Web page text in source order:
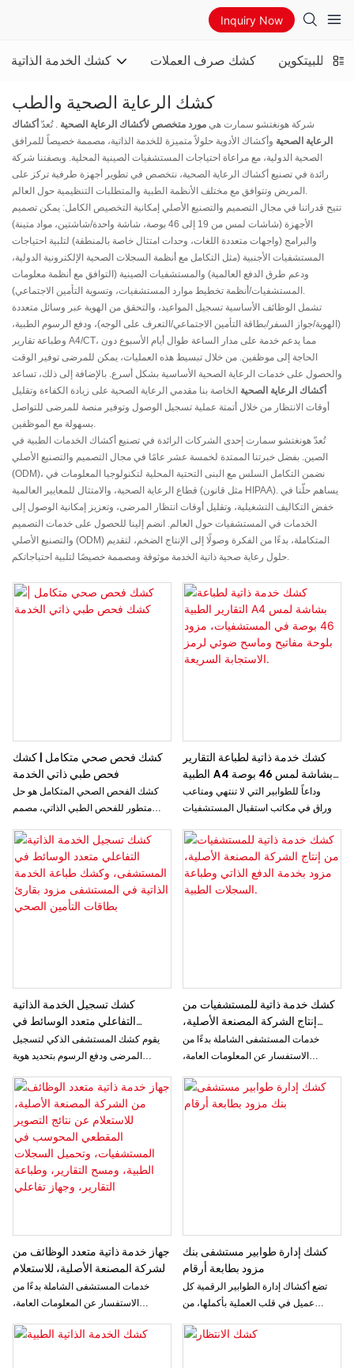
Inquiry Now
كشك الخدمة الذاتية كشك صرف العملات للبيتكوين
كشك الرعاية الصحية والطب
شركة هونغتشو سمارت هي مورد متخصص لأكشاك الرعاية الصحية . تُعدّ أكشاك
الرعاية الصحية وأكشاك الأدوية حلولاً متميزة للخدمة الذاتية، مصممة خصيصاً للمرافق
الصحية الدولية، مع مراعاة احتياجات المستشفيات الصينية المحلية. وبصفتنا شركة
رائدة في تصنيع أكشاك الرعاية الصحية، نتخصص في تطوير أجهزة طرفية تركز على
المريض وتتوافق مع مختلف الأنظمة الطبية والمتطلبات التنظيمية حول العالم.
تتيح قدراتنا في مجال التصميم والتصنيع الأصلي إمكانية التخصيص الكامل: يمكن تصميم
الأجهزة (شاشات لمس من 19 إلى 46 بوصة، شاشة واحدة/شاشتين، مواد متينة)
والبرامج (واجهات متعددة اللغات، وحدات امتثال خاصة بالمنطقة) لتلبية احتياجات
المستشفيات الأجنبية (مثل التكامل مع أنظمة السجلات الصحية الإلكترونية الدولية،
ودعم طرق الدفع العالمية) والمستشفيات الصينية (التوافق مع أنظمة معلومات
المستشفيات/أنظمة تخطيط موارد المستشفيات، وتسوية التأمين الاجتماعي).
تشمل الوظائف الأساسية تسجيل المواعيد، والتحقق من الهوية عبر وسائل متعددة
(الهوية/جواز السفر/بطاقة التأمين الاجتماعي/التعرف على الوجه)، ودفع الرسوم الطبية،
وطباعة تقارير A4/CT، مما يدعم خدمة على مدار الساعة طوال أيام الأسبوع دون
الحاجة إلى موظفين. من خلال تبسيط هذه العمليات، يمكن للمرضى توفير الوقت
والحصول على خدمات الرعاية الصحية الأساسية بشكل أسرع. بالإضافة إلى ذلك، تساعد
أكشاك الرعاية الصحية الخاصة بنا مقدمي الرعاية الصحية على زيادة الكفاءة وتقليل
أوقات الانتظار من خلال أتمتة عملية تسجيل الوصول وتوفير منصة للمرضى للتواصل
بسهولة مع الموظفين.
تُعدّ هونغتشو سمارت إحدى الشركات الرائدة في تصنيع أكشاك الخدمات الطبية في
الصين. بفضل خبرتنا الممتدة لخمسة عشر عامًا في مجال التصميم والتصنيع الأصلي
(ODM)، نضمن التكامل السلس مع البنى التحتية المحلية لتكنولوجيا المعلومات في
قطاع الرعاية الصحية، والامتثال للمعايير العالمية (مثل قانون HIPAA). يساهم حلّنا في
خفض التكاليف التشغيلية، وتقليل أوقات انتظار المرضى، وتعزيز إمكانية الوصول إلى
الخدمات في المستشفيات حول العالم. انضم إلينا للحصول على خدمات التصميم
والتصنيع الأصلي (ODM) المتكاملة، بدءًا من الفكرة وصولًا إلى الإنتاج الضخم، لتقديم
حلول رعاية صحية ذاتية الخدمة موثوقة ومصممة خصيصًا لتلبية احتياجاتكم.
كشك فحص صحي متكامل | كشك
فحص طبي ذاتي الخدمة
كشك الفحص الصحي المتكامل هو حل
متطور للفحص الطبي الذاتي، مصمم
سريعة وشاملة. يوفر هذا الكشك المبتكر
مجموعة من أدوات التشخيص، مما يُمكّن
الأفراد من مراقبة مؤشراتهم الصحية
الحيوية والحصول على معلومات صحية
كشك خدمة ذاتية لطباعة التقارير
الطبية A4 بشاشة لمس 46 بوصة
في المستشفيات، مزود بلوحة
مفاتيح وماسح ضوئي لرمز
وداعاً للطوابير التي لا تنتهي ومتاعب
الأوراق في مكاتب استقبال المستشفيات
كشك تسجيل الخدمة الذاتية
التفاعلي متعدد الوسائط في
المستشفى، وكشك طباعة الخدمة
الذاتية في المستشفى مزود بقارئ
يقوم كشك المستشفى الذكي لتسجيل
المرضى ودفع الرسوم بتحديد هوية
السفر، وبطاقة التأمين الاجتماعي،
والتعرف على الوجه مع الكشف المباشر،
مما يضمن أن المريض شخص حقيقي
والشخص الصحيح.
كشك خدمة ذاتية للمستشفيات من
إنتاج الشركة المصنعة الأصلية،
مزود بخدمة الدفع الذاتي وطباعة
خدمات المستشفى الشاملة بدءًا من
الاستفسار عن المعلومات العامة،
الاستشارة، وإصدار التذاكر، وطباعة
جهاز خدمة ذاتية متعدد الوظائف من
الشركة المصنعة الأصلية، للاستعلام
عن نتائج التصوير المقطعي
المحوسب في المستشفيات،
التقارير، وطباعة التقارير، وجهاز
خدمات المستشفى الشاملة بدءًا من
الاستفسار عن المعلومات العامة،
الاستشارة، وإصدار التذاكر، وطباعة
كشك إدارة طوابير مستشفى بنك
مزود بطابعة أرقام
تضع أكشاك إدارة الطوابير الرقمية كل
عميل في قلب العملية بأكملها، من